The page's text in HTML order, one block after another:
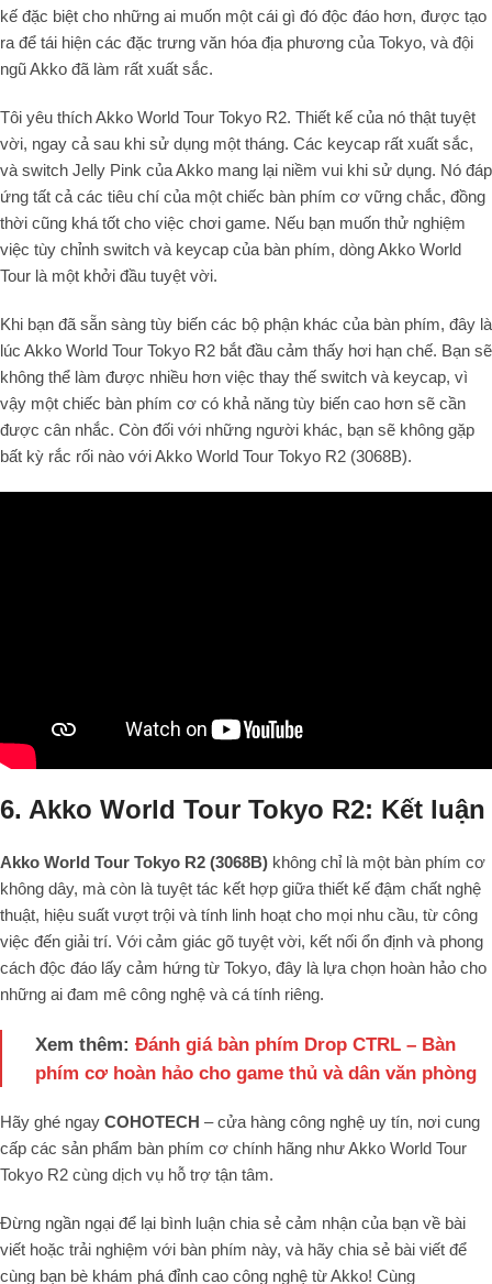
kế đặc biệt cho những ai muốn một cái gì đó độc đáo hơn, được tạo
ra để tái hiện các đặc trưng văn hóa địa phương của Tokyo, và đội
ngũ Akko đã làm rất xuất sắc.
Tôi yêu thích Akko World Tour Tokyo R2. Thiết kế của nó thật tuyệt
vời, ngay cả sau khi sử dụng một tháng. Các keycap rất xuất sắc,
và switch Jelly Pink của Akko mang lại niềm vui khi sử dụng. Nó đáp
ứng tất cả các tiêu chí của một chiếc bàn phím cơ vững chắc, đồng
thời cũng khá tốt cho việc chơi game. Nếu bạn muốn thử nghiệm
việc tùy chỉnh switch và keycap của bàn phím, dòng Akko World
Tour là một khởi đầu tuyệt vời.
Khi bạn đã sẵn sàng tùy biến các bộ phận khác của bàn phím, đây là
lúc Akko World Tour Tokyo R2 bắt đầu cảm thấy hơi hạn chế. Bạn sẽ
không thể làm được nhiều hơn việc thay thế switch và keycap, vì
vậy một chiếc bàn phím cơ có khả năng tùy biến cao hơn sẽ cần
được cân nhắc. Còn đối với những người khác, bạn sẽ không gặp
bất kỳ rắc rối nào với Akko World Tour Tokyo R2 (3068B).
6. Akko World Tour Tokyo R2: Kết luận
Akko World Tour Tokyo R2 (3068B) không chỉ là một bàn phím cơ
không dây, mà còn là tuyệt tác kết hợp giữa thiết kế đậm chất nghệ
thuật, hiệu suất vượt trội và tính linh hoạt cho mọi nhu cầu, từ công
việc đến giải trí. Với cảm giác gõ tuyệt vời, kết nối ổn định và phong
cách độc đáo lấy cảm hứng từ Tokyo, đây là lựa chọn hoàn hảo cho
những ai đam mê công nghệ và cá tính riêng.
Xem thêm: Đánh giá bàn phím Drop CTRL – Bàn
phím cơ hoàn hảo cho game thủ và dân văn phòng
Hãy ghé ngay COHOTECH – cửa hàng công nghệ uy tín, nơi cung
cấp các sản phẩm bàn phím cơ chính hãng như Akko World Tour
Tokyo R2 cùng dịch vụ hỗ trợ tận tâm.
Đừng ngần ngại để lại bình luận chia sẻ cảm nhận của bạn về bài
viết hoặc trải nghiệm với bàn phím này, và hãy chia sẻ bài viết để
cùng bạn bè khám phá đỉnh cao công nghệ từ Akko! Cùng